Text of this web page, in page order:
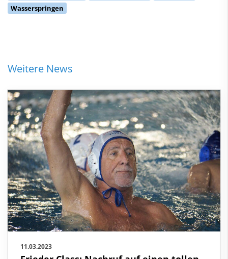
Wasserspringen
Weitere News
11.03.2023